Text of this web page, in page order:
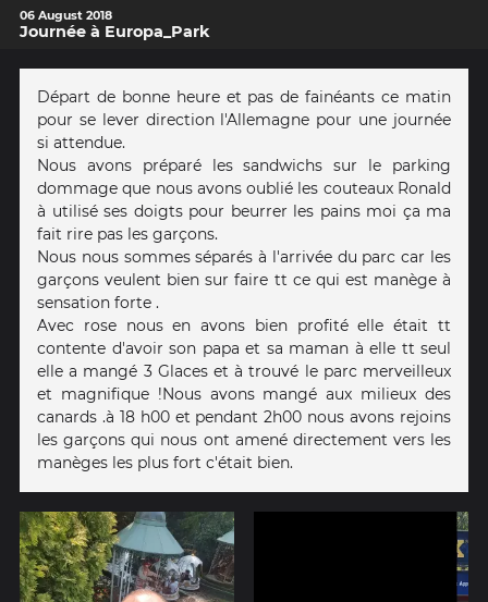
06 August 2018
Journée à Europa_Park
Départ de bonne heure et pas de fainéants ce matin
pour se lever direction l'Allemagne pour une journée
si attendue.
Nous avons préparé les sandwichs sur le parking
dommage que nous avons oublié les couteaux Ronald
à utilisé ses doigts pour beurrer les pains moi ça ma
fait rire pas les garçons.
Nous nous sommes séparés à l'arrivée du parc car les
garçons veulent bien sur faire tt ce qui est manège à
sensation forte .
Avec rose nous en avons bien profité elle était tt
contente d'avoir son papa et sa maman à elle tt seul
elle a mangé 3 Glaces et à trouvé le parc merveilleux
et magnifique !Nous avons mangé aux milieux des
canards .à 18 h00 et pendant 2h00 nous avons rejoins
les garçons qui nous ont amené directement vers les
manèges les plus fort c'était bien.